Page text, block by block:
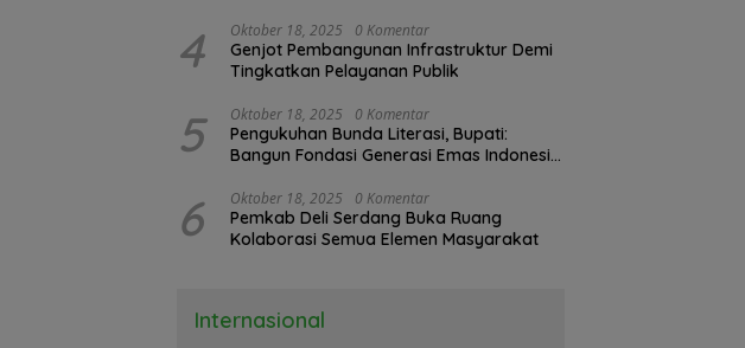
4 Oktober 18, 2025 0 Komentar
Genjot Pembangunan Infrastruktur Demi
Tingkatkan Pelayanan Publik
5 Oktober 18, 2025 0 Komentar
Pengukuhan Bunda Literasi, Bupati:
Bangun Fondasi Generasi Emas Indonesia
6 Oktober 18, 2025 0 Komentar
Pemkab Deli Serdang Buka Ruang
Kolaborasi Semua Elemen Masyarakat
Internasional